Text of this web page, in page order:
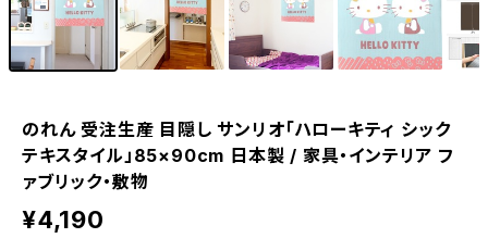
のれん 受注生産 目隠し サンリオ「ハローキティ シック
テキスタイル」85×90cm 日本製 / 家具・インテリア フ
ァブリック・敷物
¥4,190